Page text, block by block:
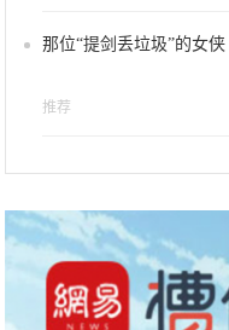
那位“提剑丢垃圾”的女
推荐